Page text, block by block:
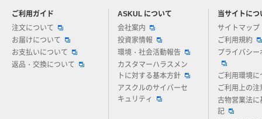
ご利用ガイド
注文について
お届けについて
お支払いについて
返品・交換について
ASKUL について
会社案内
投資家情報
環境・社会活動報告
カスタマーハラスメン
トに対する基本方針
アスクルのサイバーセ
キュリティ
当サイトにつ
サイトマップ
ご利用規約
プライバシー
ご利用環境に
ご利用上の注
古物営業法に
記
アスクルについてお気軽にご質問ください